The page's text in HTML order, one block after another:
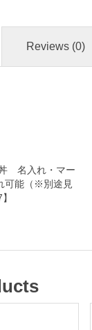
Reviews (0)
名入れ・マー
可能（※別途見